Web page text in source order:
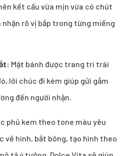
kết cấu vừa mịn vừa có chút
nhận rõ vị bắp trong từng miếng
Mặt bánh được trang trí trái
lời chúc đi kèm giúp gửi gắm
đến người nhận.
phủ kem theo tone màu yêu
vẽ hình, bắt bông, tạo hình theo